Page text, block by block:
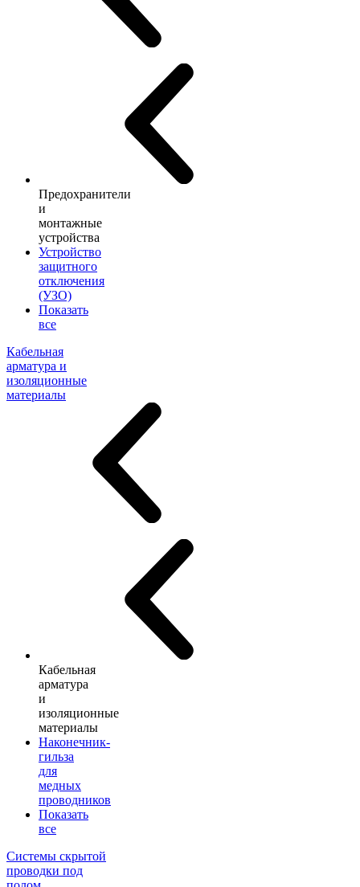
Предохранители
и
монтажные
устройства
Устройство
защитного
отключения
(УЗО)
Показать
все
Кабельная
арматура и
изоляционные
материалы
Кабельная
арматура
и
изоляционные
материалы
Наконечник-
гильза
для
медных
проводников
Показать
все
Системы скрытой
проводки под